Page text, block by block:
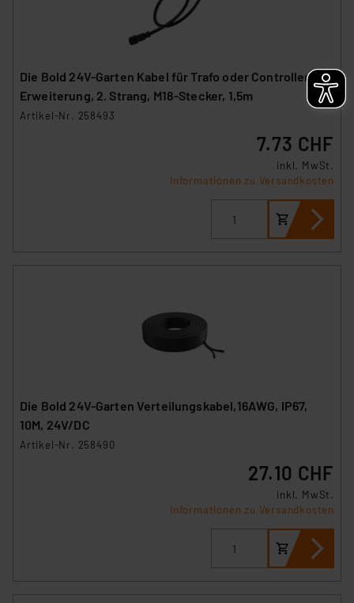
Die Bold 24V-Garten Kabel für Trafo oder Controller, für
Erweiterung, 2. Strang, M18-Stecker, 1,5m
Artikel-Nr. 258493
7.73 CHF
inkl. MwSt.
Informationen zu Versandkosten
Die Bold 24V-Garten Verteilungskabel,16AWG, IP67,
10M, 24V/DC
Artikel-Nr. 258490
27.10 CHF
inkl. MwSt.
Informationen zu Versandkosten